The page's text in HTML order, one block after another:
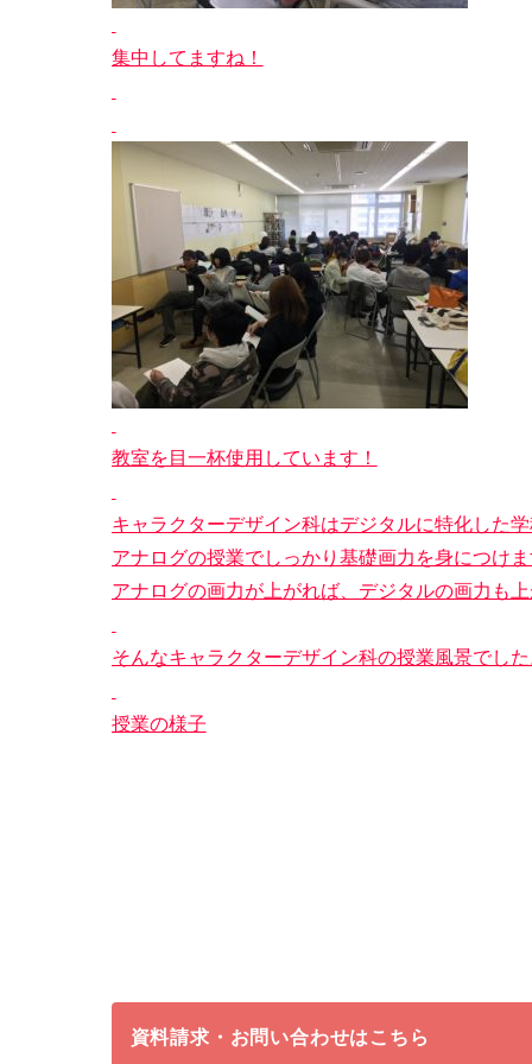
集中してますね！
教室を目一杯使用しています！
キャラクターデザイン科はデジタルに特化した学
アナログの授業でしっかり基礎画力を身につけま
アナログの画力が上がれば、デジタルの画力も上
そんなキャラクターデザイン科の授業風景でした
授業の様子
資料請求・お問い合わせはこちら